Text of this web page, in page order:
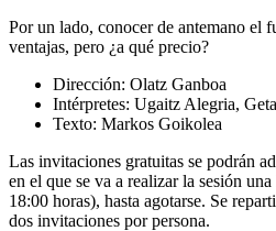
Por un lado, conocer de antemano el
ventajas, pero ¿a qué precio?
Dirección: Olatz Ganboa
Intérpretes: Ugaitz Alegria,
Texto: Markos Goikolea
Las invitaciones gratuitas se podrán
en el que se va a realizar la sesión
18:00 horas), hasta agotarse. Se
dos invitaciones por persona.